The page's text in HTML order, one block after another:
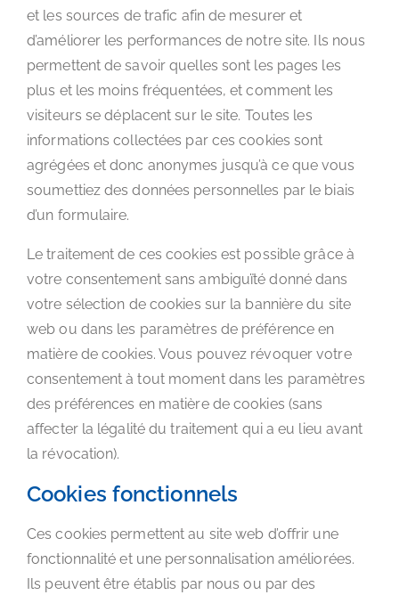
et les sources de trafic afin de mesurer et
d’améliorer les performances de notre site. Ils nous
permettent de savoir quelles sont les pages les
plus et les moins fréquentées, et comment les
visiteurs se déplacent sur le site. Toutes les
informations collectées par ces cookies sont
agrégées et donc anonymes jusqu’à ce que vous
soumettiez des données personnelles par le biais
d’un formulaire.
Le traitement de ces cookies est possible grâce à
votre consentement sans ambiguïté donné dans
votre sélection de cookies sur la bannière du site
web ou dans les paramètres de préférence en
matière de cookies. Vous pouvez révoquer votre
consentement à tout moment dans les paramètres
des préférences en matière de cookies (sans
affecter la légalité du traitement qui a eu lieu avant
la révocation).
Cookies fonctionnels
Ces cookies permettent au site web d’offrir une
fonctionnalité et une personnalisation améliorées.
Ils peuvent être établis par nous ou par des